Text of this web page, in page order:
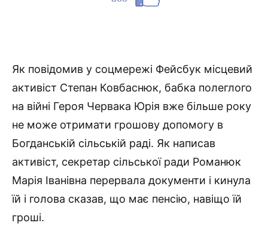
Як повідомив у соцмережі Фейсбук місцевий
активіст Степан Ковбаснюк, бабка полеглого
на війні Героя Червака Юрія вже більше року
не може отримати грошову допомогу в
Богданській сільській раді. Як написав
активіст, секретар сільської ради Романюк
Марія Іванівна перервала документи і кинула
їй і голова сказав, що має пенсію, навіщо їй
гроші.